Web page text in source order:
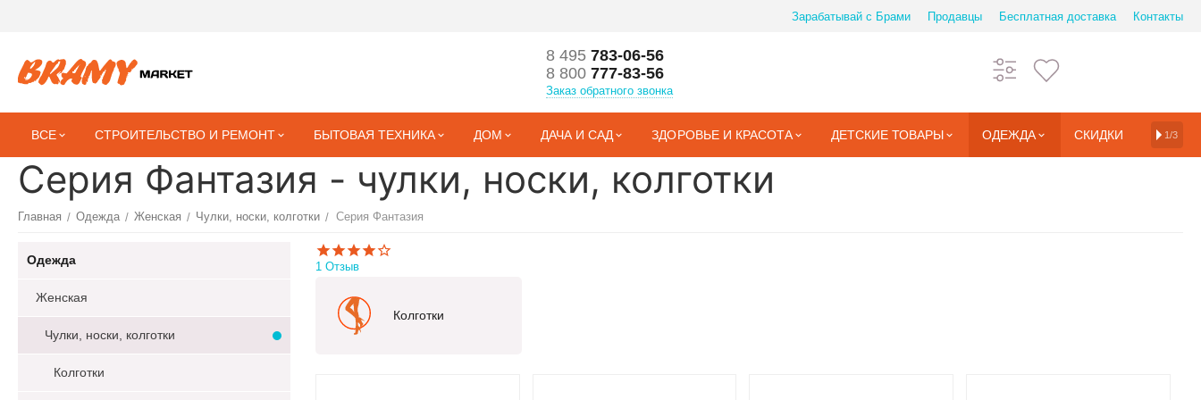
Зарабатывай с Брами Продавцы Бесплатная доставка Контакты
8 495783-06-56
8 800777-83-56
Заказ обратного звонка
ВСЕ СТРОИТЕЛЬСТВО И РЕМОНТ БЫТОВАЯ ТЕХНИКА ДОМ ДАЧА И САД ЗДОРОВЬЕ И КРАСОТА ДЕТСКИЕ ТОВАРЫ ОДЕЖДА СКИДКИ 1/3
Серия Фантазия - чулки, носки, колготки
Главная / Одежда / Женская / Чулки, носки, колготки / Серия Фантазия
Одежда
Женская
Чулки, носки, колготки
Колготки
1 Отзыв
Колготки